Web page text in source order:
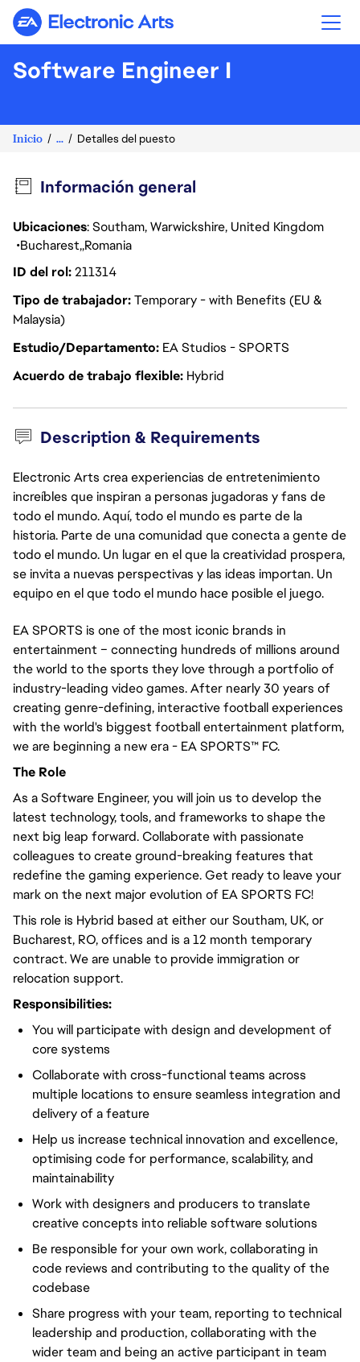
Electronic Arts
Software Engineer I
Inicio ... Detalles del puesto
Información general
Ubicaciones: Southam, Warwickshire, United Kingdom
Bucharest Romania
ID del rol211314
Tipo de trabajadorTemporary - with Benefits (EU &
Malaysia)
Estudio/Departamento EA Studios - SPORTS
Acuerdo de trabajo flexible Hybrid
Description & Requirements
Electronic Arts crea experiencias de entretenimiento
increíbles que inspiran a personas jugadoras y fans de
todo el mundo. Aquí, todo el mundo es parte de la
historia. Parte de una comunidad que conecta a gente de
todo el mundo. Un lugar en el que la creatividad prospera,
se invita a nuevas perspectivas y las ideas importan. Un
equipo en el que todo el mundo hace posible el juego.
EA SPORTS is one of the most iconic brands in
entertainment – connecting hundreds of millions around
the world to the sports they love through a portfolio of
industry-leading video games. After nearly 30 years of
creating genre-defining, interactive football experiences
with the world's biggest football entertainment platform,
we are beginning a new era - EA SPORTS™ FC.
The Role
As a Software Engineer, you will join us to develop the
latest technology, tools, and frameworks to shape the
next big leap forward. Collaborate with passionate
colleagues to create ground-breaking features that
redefine the gaming experience. Get ready to leave your
mark on the next major evolution of EA SPORTS FC!
This role is Hybrid based at either our Southam, UK, or
Bucharest, RO, offices and is a 12 month temporary
contract. We are unable to provide immigration or
relocation support.
Responsibilities:
You will participate with design and development of
core systems
Collaborate with cross-functional teams across
multiple locations to ensure seamless integration and
delivery of a feature
Help us increase technical innovation and excellence,
optimising code for performance, scalability, and
maintainability
Work with designers and producers to translate
creative concepts into reliable software solutions
Be responsible for your own work, collaborating in
code reviews and contributing to the quality of the
codebase
Share progress with your team, reporting to technical
leadership and production, collaborating with the
wider team and being an active participant in team